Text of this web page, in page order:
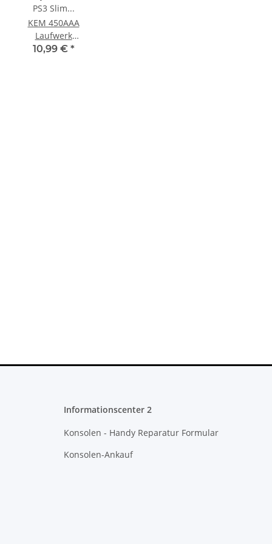
KEM 450AAA
Laufwerk
oberteil Sony
10,99 € *
Informationscenter 2
Konsolen - Handy Reparatur Formular
Konsolen-Ankauf